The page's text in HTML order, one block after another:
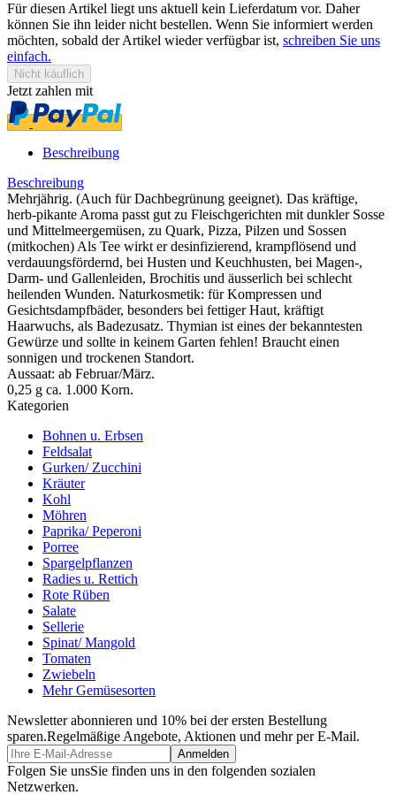
Für diesen Artikel liegt uns aktuell kein Lieferdatum vor. Daher
können Sie ihn leider nicht bestellen. Wenn Sie informiert werden
möchten, sobald der Artikel wieder verfügbar ist, schreiben Sie uns
einfach.
Jetzt zahlen mit
Beschreibung
Beschreibung
Mehrjährig. (Auch für Dachbegrünung geeignet). Das kräftige,
herb-pikante Aroma passt gut zu Fleischgerichten mit dunkler Sosse
und Mittelmeergemüsen, zu Quark, Pizza, Pilzen und Sossen
(mitkochen) Als Tee wirkt er desinfizierend, krampflösend und
verdauungsfördernd, bei Husten und Keuchhusten, bei Magen-,
Darm- und Gallenleiden, Brochitis und äusserlich bei schlecht
heilenden Wunden. Naturkosmetik: für Kompressen und
Gesichtsdampfbäder, besonders bei fettiger Haut, kräftigt
Haarwuchs, als Badezusatz. Thymian ist eines der bekanntesten
Gewürze und sollte in keinem Garten fehlen! Braucht einen
sonnigen und trockenen Standort.
Aussaat: ab Februar/März.
0,25 g ca. 1.000 Korn.
Kategorien
Bohnen u. Erbsen
Feldsalat
Gurken/ Zucchini
Kräuter
Kohl
Möhren
Paprika/ Peperoni
Porree
Spargelpflanzen
Radies u. Rettich
Rote Rüben
Salate
Sellerie
Spinat/ Mangold
Tomaten
Zwiebeln
Mehr Gemüsesorten
Newsletter abonnieren und 10% bei der ersten Bestellung
sparen.Regelmäßige Angebote, Aktionen und mehr per E-Mail.
Folgen Sie unsSie finden uns in den folgenden sozialen
Netzwerken.